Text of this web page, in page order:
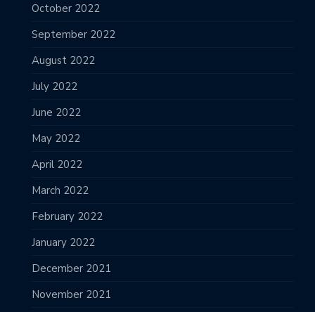
October 2022
September 2022
August 2022
July 2022
June 2022
May 2022
April 2022
March 2022
February 2022
January 2022
December 2021
November 2021